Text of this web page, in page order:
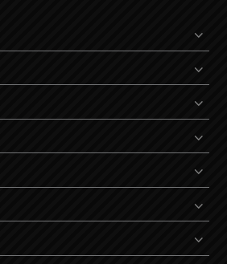
osobowych uniemożliwi realizację
podlegały profilowaniu.